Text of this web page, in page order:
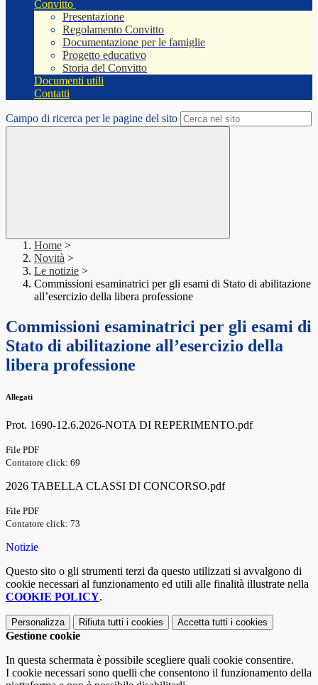
Convitto
Presentazione
Regolamento Convitto
Documentazione per le famiglie
Progetto educativo
Storia del Convitto
Documenti utili
Contatti
Campo di ricerca per le pagine del sito
Home >
Novità >
Le notizie >
Commissioni esaminatrici per gli esami di Stato di abilitazione
all’esercizio della libera professione
Commissioni esaminatrici per gli esami di
Stato di abilitazione all’esercizio della
libera professione
Allegati
Prot. 1690-12.6.2026-NOTA DI REPERIMENTO.pdf
File PDF
Contatore click: 69
2026 TABELLA CLASSI DI CONCORSO.pdf
File PDF
Contatore click: 73
Notizie
Questo sito o gli strumenti terzi da questo utilizzati si avvalgono di
cookie necessari al funzionamento ed utili alle finalità illustrate nella
COOKIE POLICY.
Personalizza Rifiuta tutti i cookies Accetta tutti i cookies
Gestione cookie
In questa schermata è possibile scegliere quali cookie consentire.
I cookie necessari sono quelli che consentono il funzionamento della